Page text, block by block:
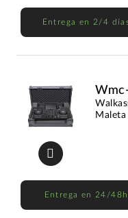
Entrega en 2/4
Entrega en 24/48h